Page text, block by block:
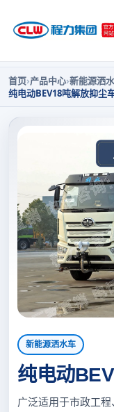
首页›产品中心›新能源洒
纯电动BEV18吨解放抑尘
新能源洒水车
纯电动
广泛适用于市政工